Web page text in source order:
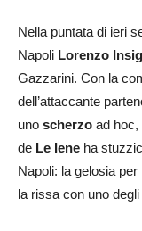
Nella puntata di ieri
Napoli Lorenzo
Gazzarini. Con la
dell’attaccante
uno scherzo ad hoc,
de Le Iene ha
Napoli: la gelosia
la rissa con uno